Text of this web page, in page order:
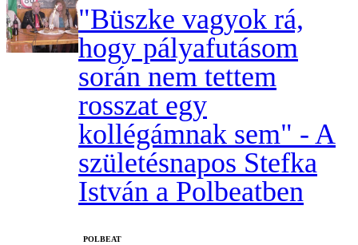
"Büszke vagyok rá,
hogy pályafutásom
során nem tettem
rosszat egy
kollégámnak sem" - A
születésnapos Stefka
István a Polbeatben
‎POLBEAT